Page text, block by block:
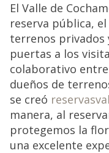
El Valle de
reserva pública,
terrenos privados
puertas a los
colaborativo
dueños de
se creó
manera, al
protegemos la
una excelente